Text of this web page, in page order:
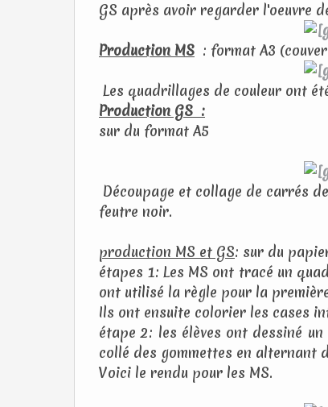
GS après avoir regarder l'oeuvre
Production MS : format A3
Les quadrillages de couleur ont
Production GS :
sur du format A5
Découpage et collage de carrés
feutre noir.
production MS et GS: sur du
étapes 1: Les MS ont tracé un
ont utilisé la règle pour la
Ils ont ensuite colorier les cases
étape 2: les élèves ont dessiné
collé des gommettes en alternant
Voici le rendu pour les MS.